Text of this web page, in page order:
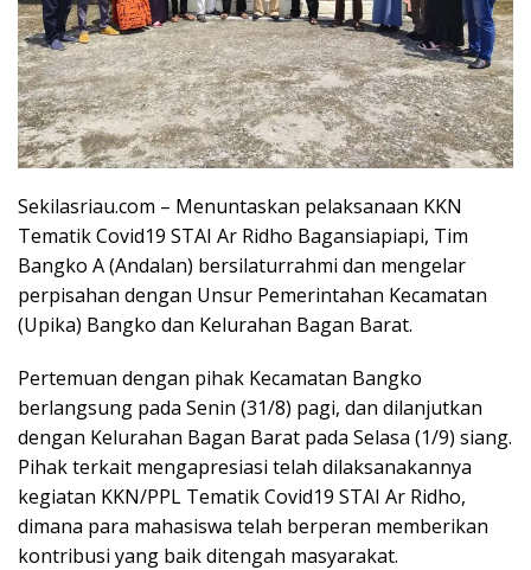
Sekilasriau.com – Menuntaskan pelaksanaan KKN
Tematik Covid19 STAI Ar Ridho Bagansiapiapi, Tim
Bangko A (Andalan) bersilaturrahmi dan mengelar
perpisahan dengan Unsur Pemerintahan Kecamatan
(Upika) Bangko dan Kelurahan Bagan Barat.
Pertemuan dengan pihak Kecamatan Bangko
berlangsung pada Senin (31/8) pagi, dan dilanjutkan
dengan Kelurahan Bagan Barat pada Selasa (1/9) siang.
Pihak terkait mengapresiasi telah dilaksanakannya
kegiatan KKN/PPL Tematik Covid19 STAI Ar Ridho,
dimana para mahasiswa telah berperan memberikan
kontribusi yang baik ditengah masyarakat.